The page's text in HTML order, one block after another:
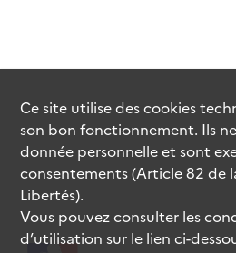
Ce site utilise descookies
son bon fonctionnement. Ils
donnée personnelle et sont
consentements (Article 82 de
Libertés).
Vous pouvez consulter les
d’utilisation sur le lien ci-